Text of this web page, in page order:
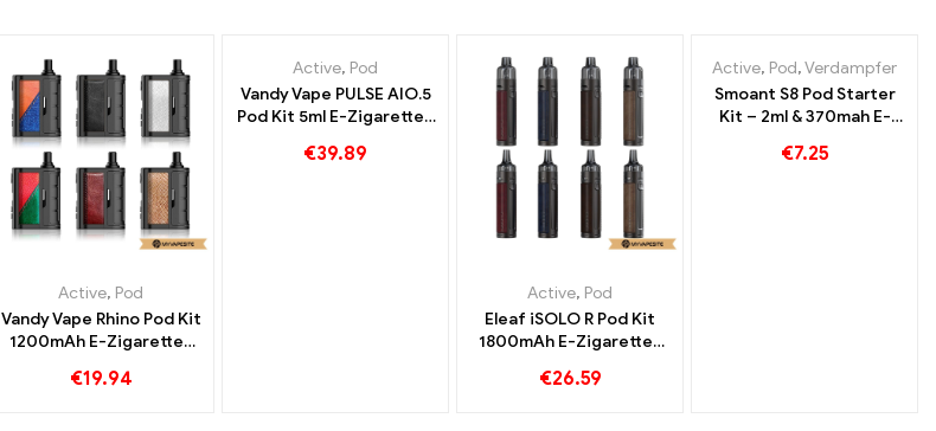
Active, Pod
Vandy Vape Rhino Pod Kit
1200mAh E-Zigaretten
€19.94
Active, Pod
Vandy Vape PULSE AIO.5
Pod Kit 5ml E-Zigaretten
€39.89
Active, Pod
Eleaf iSOLO R Pod Kit
1800mAh E-Zigaretten
€26.59
Active, Pod,Verdampfer
Smoant S8 Pod Starter
Kit – 2ml & 370mah E-
Custom
€7.25